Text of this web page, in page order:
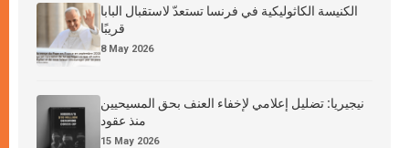
الكنيسة الكاثوليكية في فرنسا تستعدّ لاستقبال البابا
قريبًا
8 May 2026
نيجيريا: تضليل إعلامي لإخفاء العنف بحق المسيحيين
منذ عقود
15 May 2026